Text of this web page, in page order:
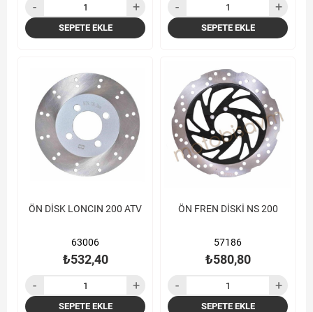
SEPETE EKLE SEPETE EKLE
ÖN DİSK LONCIN 200 ATV
63006
₺532,40
SEPETE EKLE
ÖN FREN DİSKİ NS 200
57186
₺580,80
SEPETE EKLE